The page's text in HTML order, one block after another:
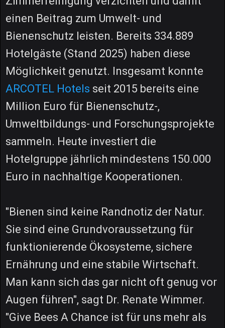
einen Beitrag zum Umwelt- und
Bienenschutz leisten. Bereits 334.889
Hotelgäste (Stand 2025) haben diese
Möglichkeit genutzt. Insgesamt konnte
ARCOTEL Hotels seit 2015 bereits eine
Million Euro für Bienenschutz-,
Umweltbildungs- und Forschungsprojekte
sammeln. Heute investiert die
Hotelgruppe jährlich mindestens 150.000
Euro in nachhaltige Kooperationen.
"Bienen sind keine Randnotiz der Natur.
Sie sind eine Grundvoraussetzung für
funktionierende Ökosysteme, sichere
Ernährung und eine stabile Wirtschaft.
Man kann sich das gar nicht oft genug vor
Augen führen", sagt Dr. Renate Wimmer.
"Give Bees A Chance ist für uns mehr als